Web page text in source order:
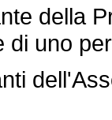
della
di uno